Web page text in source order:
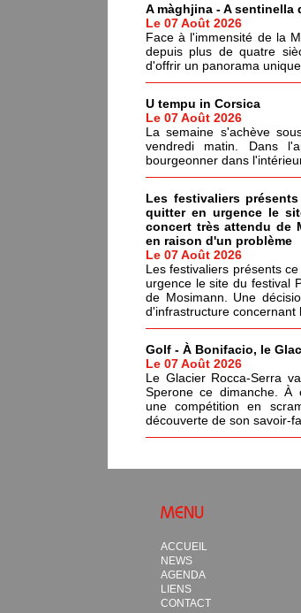
A màghjina - A sentinella
Le 07 Août 2026
Face à l'immensité de la
depuis plus de quatre
d'offrir un panorama
U tempu in Corsica
Le 07 Août 2026
La semaine s'achève
vendredi matin. Dans
bourgeonner dans
Les festivaliers
quitter en urgence le
concert très attendu de
en raison d'un problème
Le 07 Août 2026
Les festivaliers présents
urgence le site du festival
de Mosimann. Une
d'infrastructure concernant
Golf - À Bonifacio, le
Le 07 Août 2026
Le Glacier Rocca-Serra
Sperone ce dimanche. À
une compétition en
découverte de son savoir-
MENU
ACCUEIL
NEWS
AGENDA
LIENS
CONTACT